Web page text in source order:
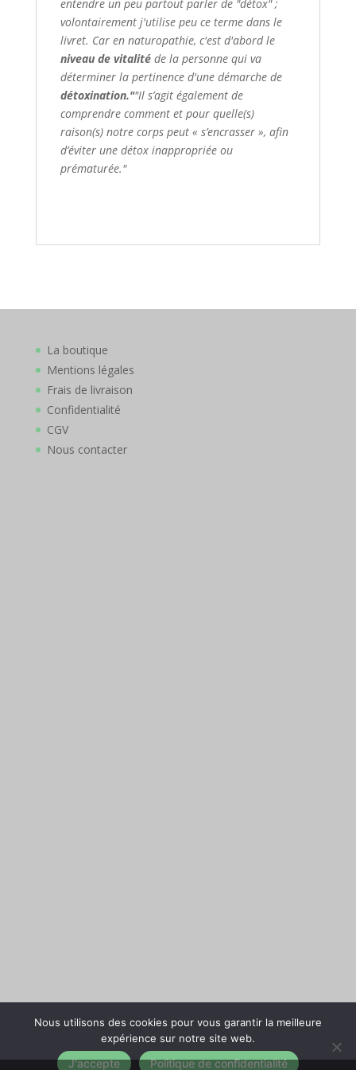
entendre un peu partout parler de "détox" ;
volontairement j'utilise peu ce terme dans le
livret. Car en naturopathie, c'est d'abord le
niveau de vitalitéde la personne qui va
déterminer la pertinence d'une démarche de
détoxination.""Il s’agit également de
comprendre comment et pour quelle(s)
raison(s) notre corps peut « s’encrasser », afin
d’éviter une détox inappropriée ou
prématurée."
La boutique
Mentions légales
Frais de livraison
Confidentialité
CGV
Nous contacter
Nous utilisons des cookies pour vous garantir la meilleure
expérience sur notre site web.
J'accepte Politique de confidentialité